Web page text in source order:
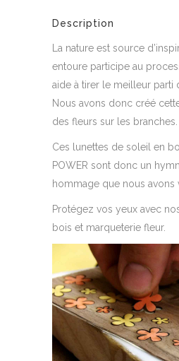
Description
La nature est source
entoure participe au
aide à tirer le meilleur parti
Nous avons donc créé
des fleurs sur les branches.
Ces lunettes de soleil en
POWER sont donc un
hommage que nous avons
Protégez vos yeux avec
bois et marqueterie fleur.